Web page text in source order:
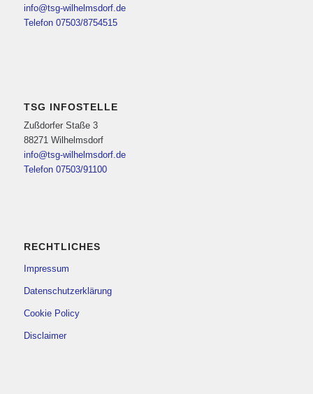
info@tsg-wilhelmsdorf.de
Telefon 07503/8754515
TSG INFOSTELLE
Zußdorfer Staße 3
88271 Wilhelmsdorf
info@tsg-wilhelmsdorf.de
Telefon 07503/91100
RECHTLICHES
Impressum
Datenschutzerklärung
Cookie Policy
Disclaimer